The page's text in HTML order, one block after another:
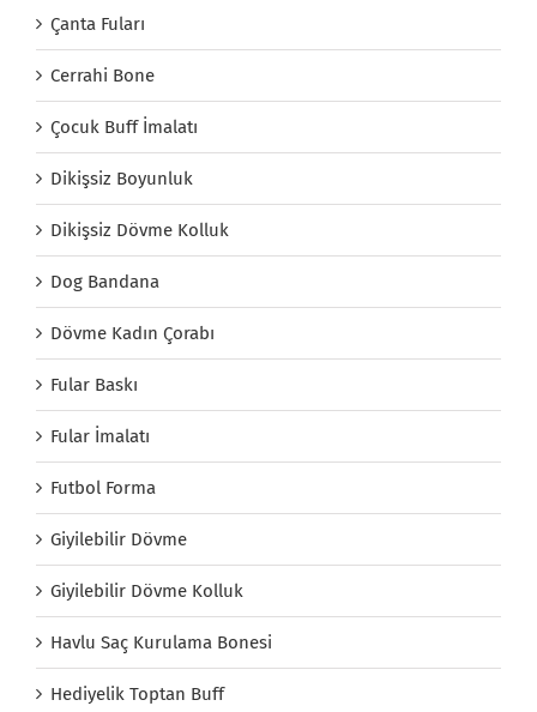
Çanta Fuları
Cerrahi Bone
Çocuk Buff İmalatı
Dikişsiz Boyunluk
Dikişsiz Dövme Kolluk
Dog Bandana
Dövme Kadın Çorabı
Fular Baskı
Fular İmalatı
Futbol Forma
Giyilebilir Dövme
Giyilebilir Dövme Kolluk
Havlu Saç Kurulama Bonesi
Hediyelik Toptan Buff